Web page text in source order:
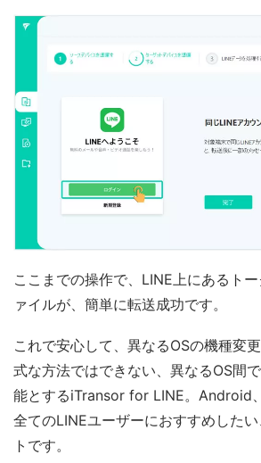
ここまでの操作で、LINE上にあるト
ァイルが、簡単に転送成功です。
これで安心して、異なるOSの機種変
式な方法ではできない、異なるOS間
能とするiTransor for LINE。Android
全てのLINEユーザーにおすすめした
トです。